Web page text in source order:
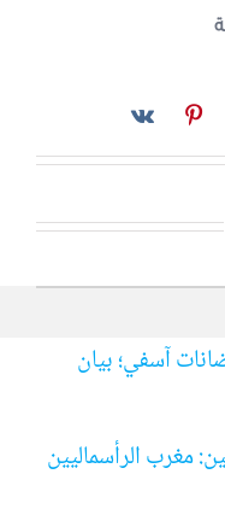
آسفي؛ بيان
مغرب الرأسماليين